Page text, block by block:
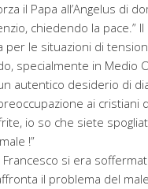
il Papa all’Angelus di
chiedendo la pace.”
per le situazioni di
specialmente in Medio
autentico desiderio di
ai cristiani
io so che siete
!”
si era
il problema del